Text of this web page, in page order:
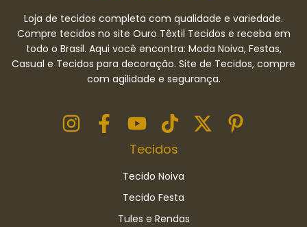
Loja de tecidos completa com qualidade e variedade.
Compre tecidos no site Ouro Têxtil Tecidos e receba em
todo o Brasil. Aqui você encontra: Moda Noiva, Festas,
Casual e Tecidos para decoração. Site de Tecidos, compre
com agilidade e segurança.
Tecidos
Tecido Noiva
Tecido Festa
Tules e Rendas